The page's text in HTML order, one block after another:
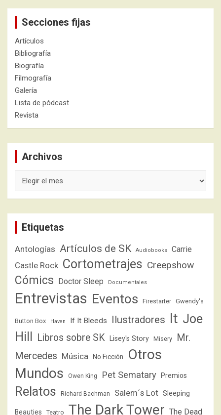
Secciones fijas
Artículos
Bibliografía
Biografía
Filmografía
Galería
Lista de pódcast
Revista
Archivos
Etiquetas
Antologías Artículos de SK Audiobooks Carrie
Castle Rock Cortometrajes Creepshow
Cómics Doctor Sleep Documentales
Entrevistas Eventos Firestarter Gwendy's
Button Box Haven If It Bleeds Ilustradores It Joe
Hill
Libros sobre SK Lisey's Story Misery
Mr.
Mercedes Música No Ficción
Otros
Mundos
Owen King Pet Sematary Premios
Relatos Richard Bachman Salem´s Lot Sleeping
Beauties Teatro The Dark Tower The Dead